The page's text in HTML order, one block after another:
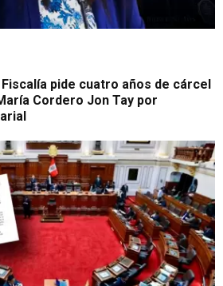
pide cuatro años de cárcel
Cordero Jon Tay por